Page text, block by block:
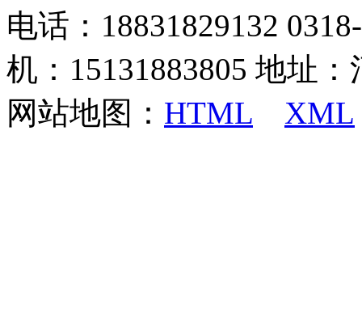
电话：18831829132
机：15131883805 地址
网站地图： HTML XML